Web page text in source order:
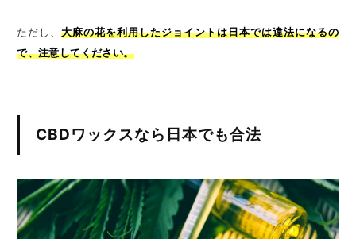
ただし、大麻の花を利用したジョイントは日本では違法になるの
で、注意してください。
CBDワックスなら日本でも合法